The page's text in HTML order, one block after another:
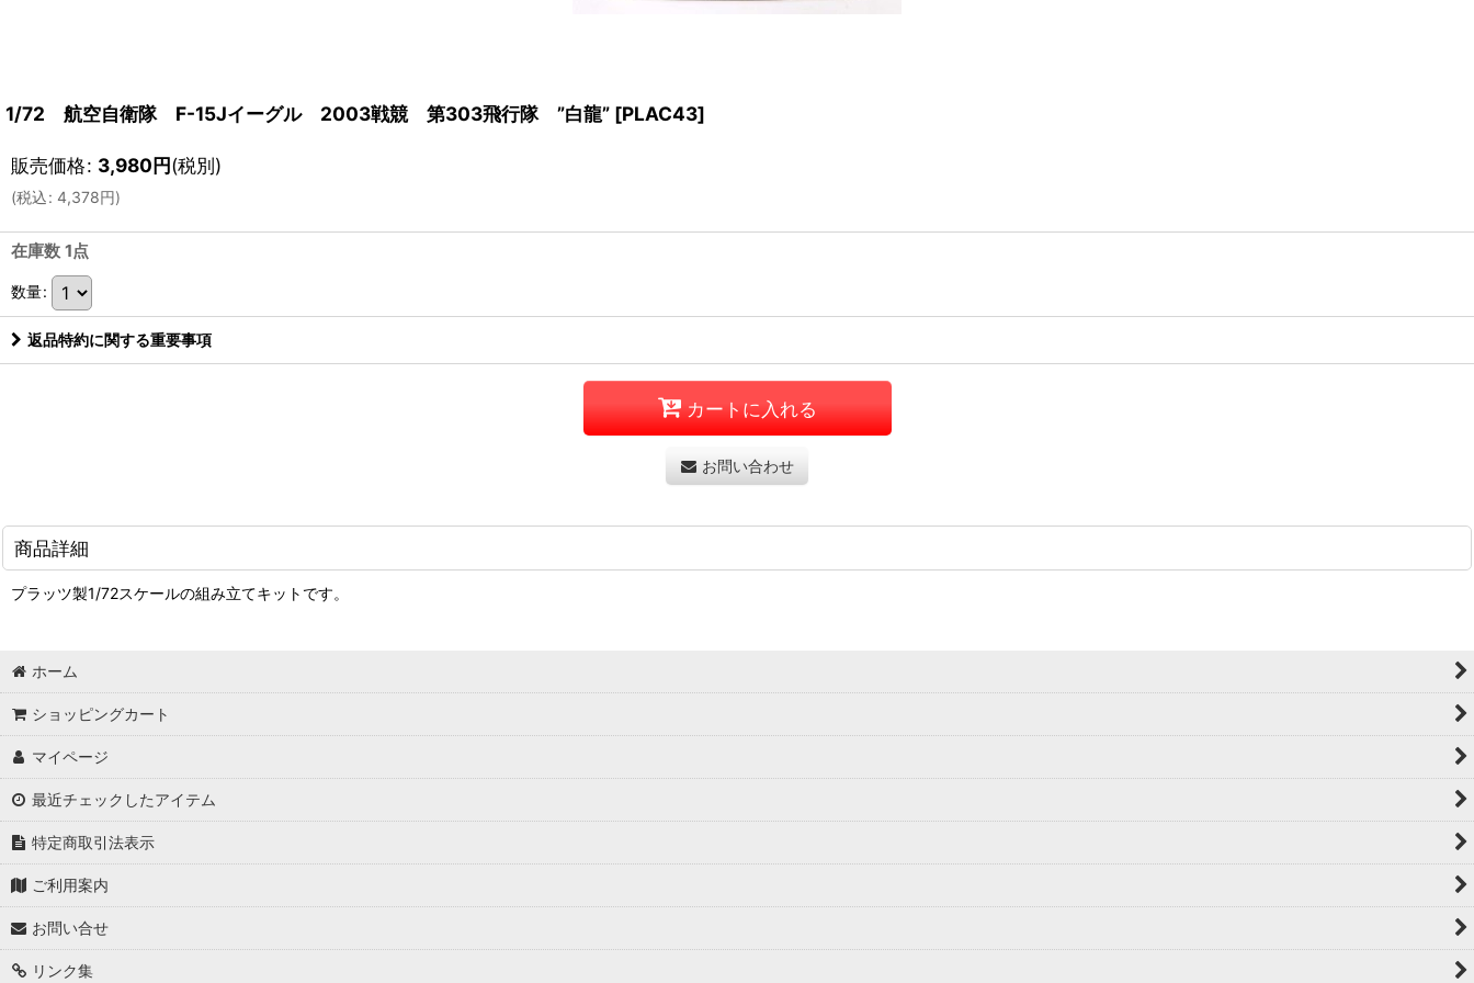
1/72 航空自衛隊 F-15Jイーグル 2003戦競 第303飛行隊 ”白龍” [PLAC43]
販売価格: 3,980円(税別)
(税込: 4,378円)
在庫数 1点
数量:
返品特約に関する重要事項
カートに入れる
お問い合わせ
商品詳細
プラッツ製1/72スケールの組み立てキットです。
ホーム
ショッピングカート
マイページ
最近チェックしたアイテム
特定商取引法表示
ご利用案内
お問い合せ
リンク集